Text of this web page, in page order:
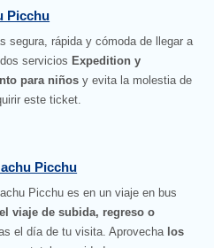
Picchu
segura, rápida y cómoda de llegar a
servicios Expedition y
para niños y evita la molestia de
este ticket.
Picchu
Picchu es en un viaje en bus
viaje de subida, regreso o
el día de tu visita. Aprovecha los